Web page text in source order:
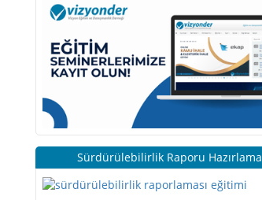
Sürdürülebilirlik Raporu Hazırlama